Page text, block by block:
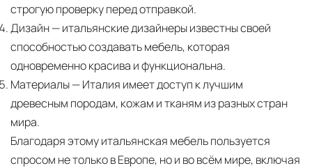
строгую проверку перед отправкой.
Дизайн— итальянские дизайнеры известны своей
способностью создавать мебель, которая
одновременно красива и функциональна.
Материалы— Италия имеет доступ к лучшим
древесным породам, кожам и тканям из разных стран
мира.
Благодаря этому итальянская мебель пользуется
спросом не только в Европе, но и во всём мире, включая